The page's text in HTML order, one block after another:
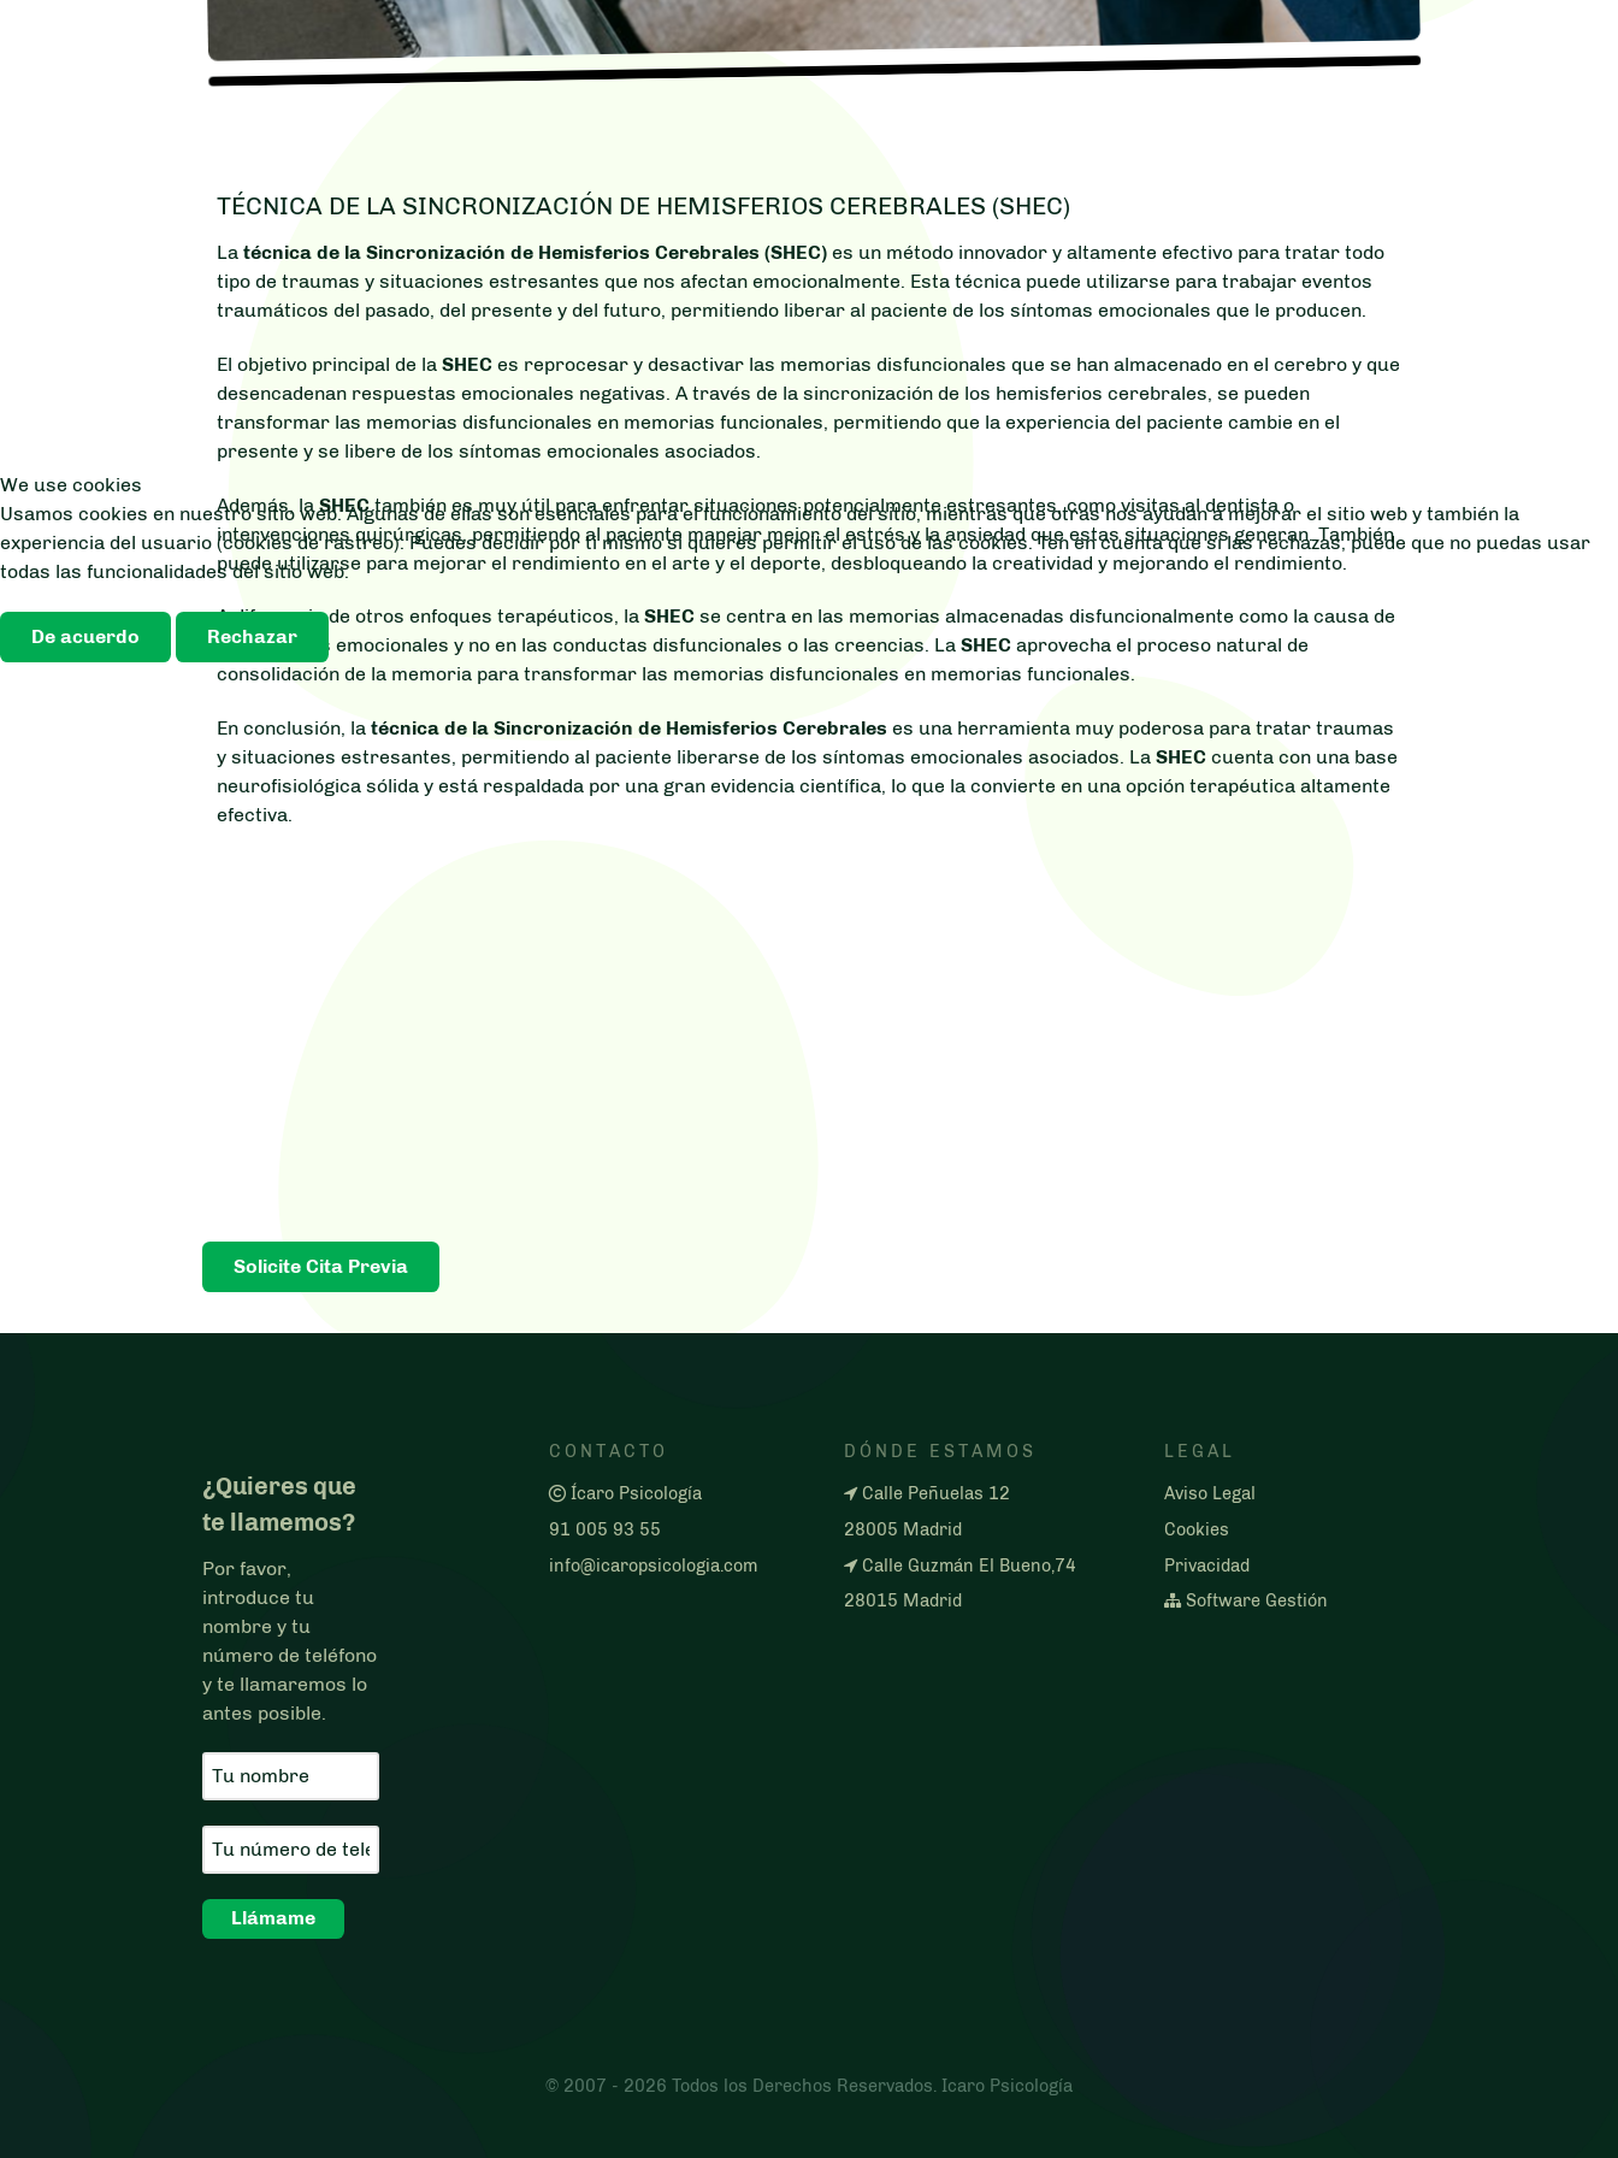
TÉCNICA DE LA SINCRONIZACIÓN DE HEMISFERIOS CEREBRALES (SHEC)
Latécnica de la Sincronización de Hemisferios Cerebrales (SHEC) es un método innovador y altamente efectivo para tratar todo
tipo de traumas y situaciones estresantes que nos afectan emocionalmente. Esta técnica puede utilizarse para trabajar eventos
traumáticos del pasado, del presente y del futuro, permitiendo liberar al paciente de los síntomas emocionales que le producen.
El objetivo principal de laSHEC es reprocesar y desactivar las memorias disfuncionales que se han almacenado en el cerebro y que
desencadenan respuestas emocionales negativas. A través de la sincronización de los hemisferios cerebrales, se pueden
transformar las memorias disfuncionales en memorias funcionales, permitiendo que la experiencia del paciente cambie en el
presente y se libere de los síntomas emocionales asociados.
Además, laSHECtambién es muy útil para enfrentar situaciones potencialmente estresantes, como visitas al dentista o
intervenciones quirúrgicas, permitiendo al paciente manejar mejor el estrés y la ansiedad que estas situaciones generan. También
puede utilizarse para mejorar el rendimiento en el arte y el deporte, desbloqueando la creatividad y mejorando el rendimiento.
A diferencia de otros enfoques terapéuticos, laSHECse centra en las memorias almacenadas disfuncionalmente como la causa de
los síntomas emocionales y no en las conductas disfuncionales o las creencias. LaSHEC aprovecha el proceso natural de
consolidación de la memoria para transformar las memorias disfuncionales en memorias funcionales.
En conclusión, latécnica de la Sincronización de Hemisferios Cerebrales es una herramienta muy poderosa para tratar traumas
y situaciones estresantes, permitiendo al paciente liberarse de los síntomas emocionales asociados. LaSHEC cuenta con una base
neurofisiológica sólida y está respaldada por una gran evidencia científica, lo que la convierte en una opción terapéutica altamente
efectiva.
Solicite Cita Previa
¿Quieres que
te llamemos?
Por favor,
introduce tu
nombre y tu
número de teléfono
y te llamaremos lo
antes posible.
CONTACTO
Ícaro Psicología
91 005 93 55
info@icaropsicologia.com
DÓNDE ESTAMOS
Calle Peñuelas 12
28005 Madrid
Calle Guzmán El Bueno,74
28015 Madrid
LEGAL
Aviso Legal
Cookies
Privacidad
Software Gestión
© 2007 - 2026 Todos los Derechos Reservados. Icaro Psicología
We use cookies
Usamos cookies en nuestro sitio web. Algunas de ellas son esenciales para el funcionamiento del sitio, mientras que otras nos ayudan a mejorar el sitio web y también la
experiencia del usuario (cookies de rastreo). Puedes decidir por ti mismo si quieres permitir el uso de las cookies. Ten en cuenta que si las rechazas, puede que no puedas usar
todas las funcionalidades del sitio web.
De acuerdo Rechazar